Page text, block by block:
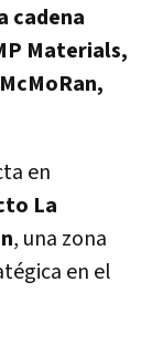
cadena
Materials,
en
La
, una zona
en el